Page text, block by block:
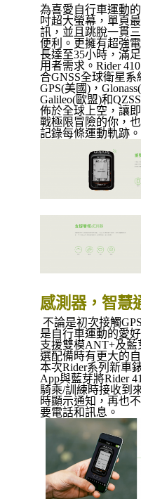
為喜愛自行車運動
吋超大螢幕，單頁
訊，並且跳脫一貫
便利。更擁有超強
長達至35小時，滿
用者需求。Rider
合GNSS全球衛星
GPS(美國)，
Galileo(歐盟)和
佈於全球上空，讓
戰極限冒險的你，
記錄每條運動軌跡。
感測器，智慧
不論是初次接觸
是自行車運動的愛
支援雙模ANT+及
選配備時有更大的
本次Rider系列新車
App與藍芽將Rider
騎乘/訓練時接收到
時顯示通知，再也
要電話和訊息。